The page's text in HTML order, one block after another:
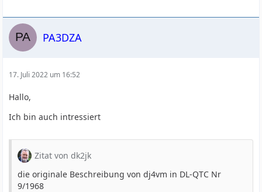
PA3DZA
17. Juli 2022 um 16:52
Hallo,
Ich bin auch intressiert
Zitat von dk2jk
die originale Beschreibung von dj4vm in DL-QTC Nr
9/1968